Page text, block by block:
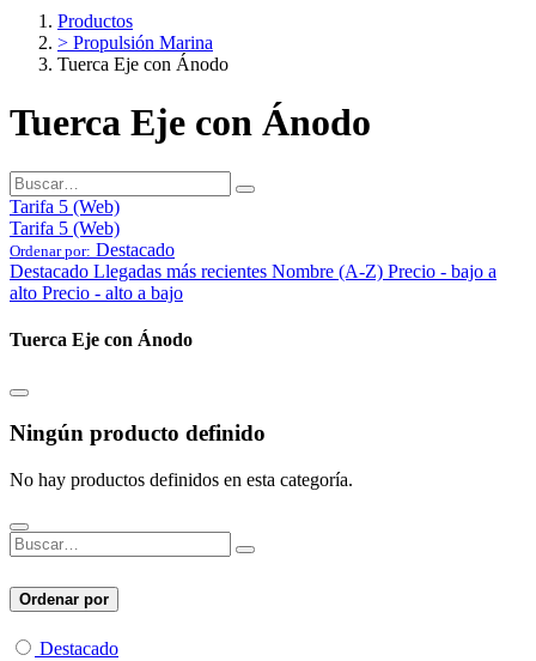
Productos
> Propulsión Marina
Tuerca Eje con Ánodo
Tuerca Eje con Ánodo
Tarifa 5 (Web)
Tarifa 5 (Web)
Ordenar por: Destacado
Destacado Llegadas más recientes Nombre (A-Z) Precio - bajo a
alto Precio - alto a bajo
Tuerca Eje con Ánodo
Ningún producto definido
No hay productos definidos en esta categoría.
Ordenar por
Destacado